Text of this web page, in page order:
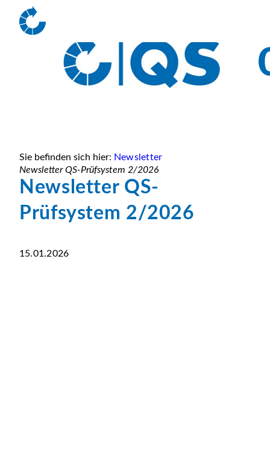
Sie befinden sich hier: Newsletter
Newsletter QS-Prüfsystem 2/2026
Newsletter QS-
Prüfsystem 2/2026
15.01.2026